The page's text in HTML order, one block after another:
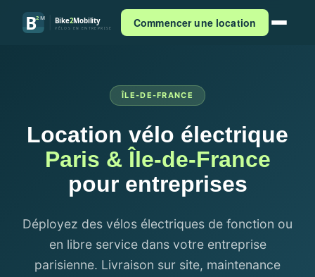
B2M Bike2Mobility
VÉLOS EN ENTREPRISE Commencer une location
ÎLE-DE-FRANCE
Location vélo électrique
Paris & Île-de-France
pour entreprises
Déployez des vélos électriques de fonction ou
en libre service dans votre entreprise
parisienne. Livraison sur site, maintenance